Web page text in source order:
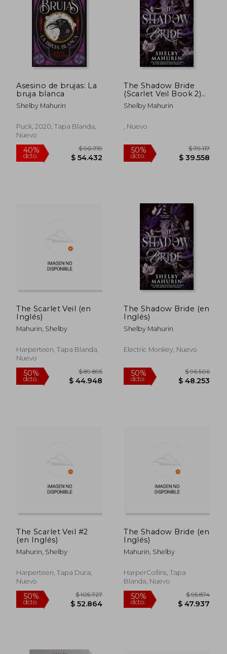
40%
dcto.
dcto.
Asesino de brujas: La
bruja blanca
Shelby Mahurin
Puck, 2020, Tapa Blanda,
Nuevo
The Shadow Bride
(Scarlet Veil Book 2)
(en Inglés)
Shelby Mahurin
, Nuevo
The Scarlet Veil (en
Inglés)
Mahurin, Shelby
Harperteen, Tapa Blanda,
Nuevo
The Shadow Bride (en
Inglés)
Shelby Mahurin
Electric Monkey, Nuevo
The Scarlet Veil #2
(en Inglés)
Mahurin, Shelby
Harperteen, Tapa Dura,
Nuevo
The Shadow Bride (en
Inglés)
Mahurin, Shelby
HarperCollins, Tapa
Blanda, Nuevo